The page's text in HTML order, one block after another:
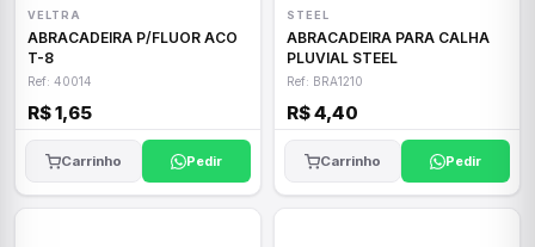
VELTRA
ABRACADEIRA P/FLUOR ACO
T-8
Ref: 40014
R$ 1,65
Carrinho Pedir
STEEL
ABRACADEIRA PARA CALHA
PLUVIAL STEEL
Ref: BRA1210
R$ 4,40
Carrinho Pedir